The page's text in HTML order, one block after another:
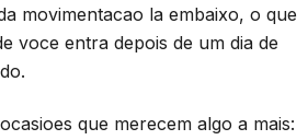
movimentacao la embaixo, o que
voce entra depois de um dia de
que merecem algo a mais: